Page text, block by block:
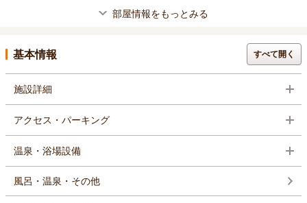
部屋情報をもっとみる
基本情報 すべて開く
施設詳細
アクセス・パーキング
温泉・浴場設備
風呂・温泉・その他